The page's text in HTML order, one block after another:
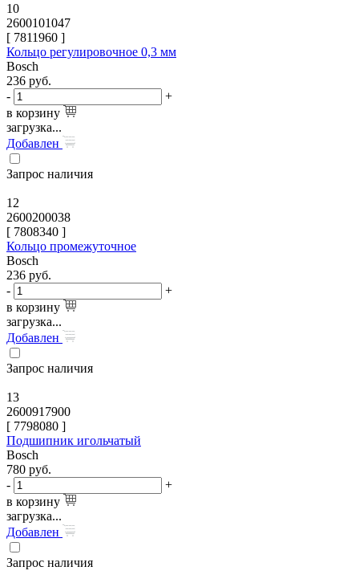
10
2600101047
[ 7811960 ]
Кольцо регулировочное 0,3 мм
Bosch
236 руб.
-
+
в корзину
загрузка...
Добавлен
Запрос наличия
12
2600200038
[ 7808340 ]
Кольцо промежуточное
Bosch
236 руб.
-
+
в корзину
загрузка...
Добавлен
Запрос наличия
13
2600917900
[ 7798080 ]
Подшипник игольчатый
Bosch
780 руб.
-
+
в корзину
загрузка...
Добавлен
Запрос наличия